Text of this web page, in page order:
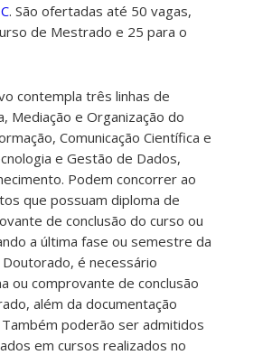
. São ofertadas até 50 vagas,
de Mestrado e 25 para o
contempla três linhas de
Mediação e Organização do
Comunicação Científica e
e Gestão de Dados,
Podem concorrer ao
que possuam diploma de
de conclusão do curso ou
a última fase ou semestre da
é necessário
ou comprovante de conclusão
além da documentação
Também poderão ser admitidos
em cursos realizados no